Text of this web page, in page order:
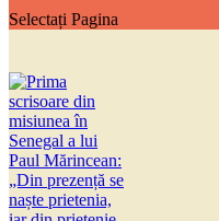
Selectați Pagina